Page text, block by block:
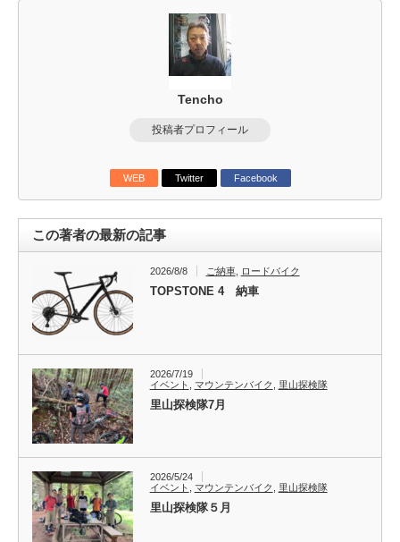
Tencho
投稿者プロフィール
WEB Twitter Facebook
この著者の最新の記事
2026/8/8 ご納車, ロードバイク
TOPSTONE 4 納車
2026/7/19
イベント
マウンテンバイク 里山探検隊
里山探検隊7月
2026/5/24
イベント
マウンテンバイク 里山探検隊
里山探検隊５月